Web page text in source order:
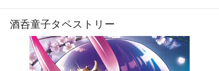
酒呑童子タペストリー